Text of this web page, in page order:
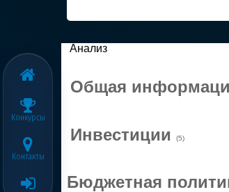
Конкурсы
Контакты
Анализ
Общая
Инвестиции (5)
Бюджетная